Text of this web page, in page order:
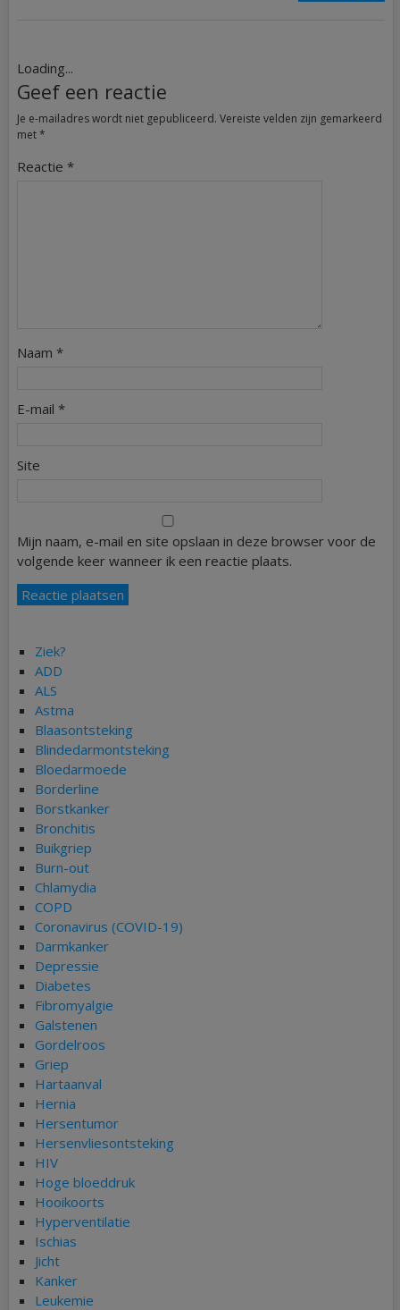
Loading...
Geef een reactie
Je e-mailadres wordt niet gepubliceerd. Vereiste velden zijn gemarkeerd
met*
Reactie *
Naam *
E-mail *
Site
Mijn naam, e-mail en site opslaan in deze browser voor de
volgende keer wanneer ik een reactie plaats.
Ziek?
ADD
ALS
Astma
Blaasontsteking
Blindedarmontsteking
Bloedarmoede
Borderline
Borstkanker
Bronchitis
Buikgriep
Burn-out
Chlamydia
COPD
Coronavirus (COVID-19)
Darmkanker
Depressie
Diabetes
Fibromyalgie
Galstenen
Gordelroos
Griep
Hartaanval
Hernia
Hersentumor
Hersenvliesontsteking
HIV
Hoge bloeddruk
Hooikoorts
Hyperventilatie
Ischias
Jicht
Kanker
Leukemie